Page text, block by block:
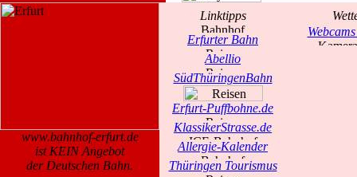
www.bahnhof-erfurt.de
ist KEIN Angebot
der Deutschen Bahn.
Linktipps
Erfurter Bahn
Abellio
SüdThüringenBahn
Erfurt-Puffbohne.de
KlassikerStrasse.de
Allergie-Kalender
Thüringen Tourismus